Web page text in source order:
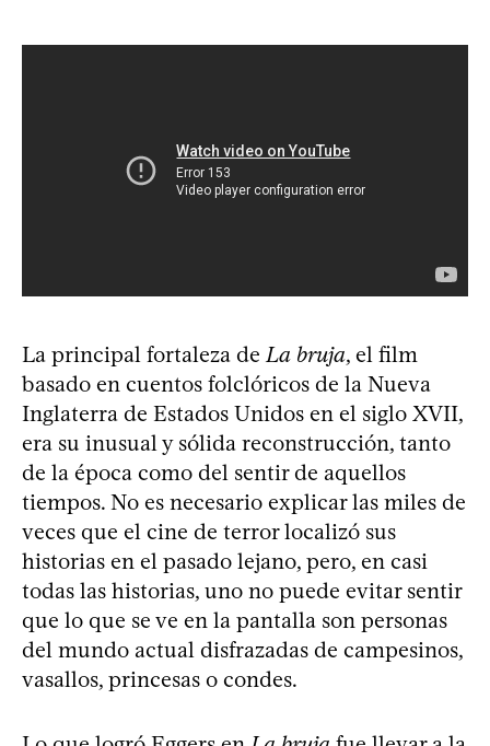
La principal fortaleza deLa bruja, el film
basado en cuentos folclóricos de la Nueva
Inglaterra de Estados Unidos en el siglo XVII,
era su inusual y sólida reconstrucción, tanto
de la época como del sentir de aquellos
tiempos. No es necesario explicar las miles de
veces que el cine de terror localizó sus
historias en el pasado lejano, pero, en casi
todas las historias, uno no puede evitar sentir
que lo que se ve en la pantalla son personas
del mundo actual disfrazadas de campesinos,
vasallos, princesas o condes.